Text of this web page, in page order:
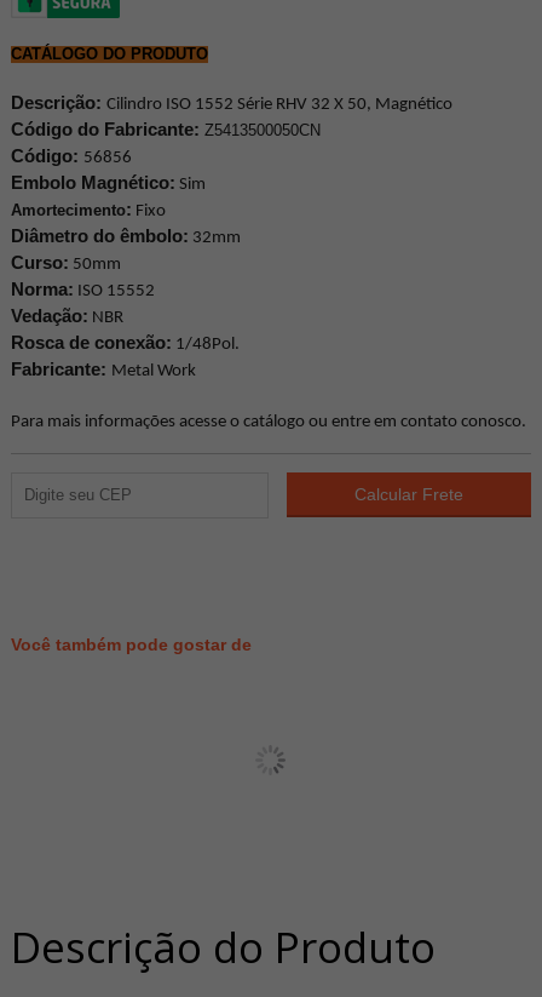
CATÁLOGO DO PRODUTO
Descrição: Cilindro ISO 1552 Série RHV 32 X 50, Magnético
Código do Fabricante: Z5413500050CN
Código: 56856
Embolo Magnético: Sim
Amortecimento: Fixo
Diâmetro do êmbolo: 32mm
Curso: 50mm
Norma: ISO 15552
Vedação: NBR
Rosca de conexão: 1/48Pol.
Fabricante: Metal Work
Para mais informações acesse o catálogo ou entre em contato conosco.
Você também pode gostar de
Descrição do Produto